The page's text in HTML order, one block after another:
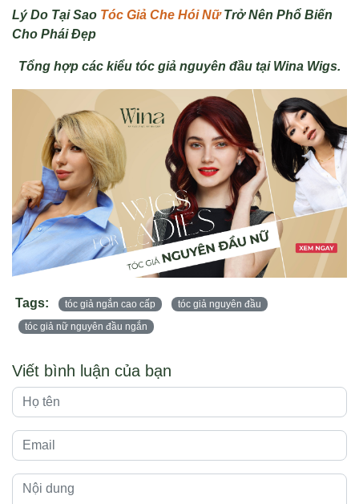
Lý Do Tại Sao Tóc Giả Che Hói NữTrở Nên Phổ Biến
Cho Phái Đẹp
Tổng hợp các kiểu tóc giả nguyên đầu tại Wina Wigs.
Tags: tóc giả ngắn cao cấp
tóc giả nguyên đầu
tóc giả nữ nguyên đầu ngắn
Viết bình luận của bạn